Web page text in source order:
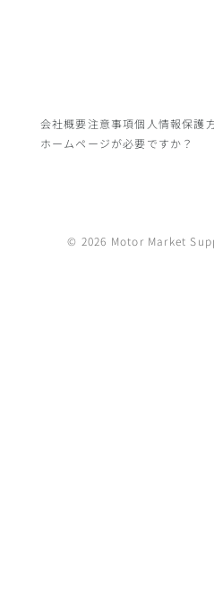
会社概要注意事項個人情報保護
ホームページが必要ですか？
© 2026 Motor Market